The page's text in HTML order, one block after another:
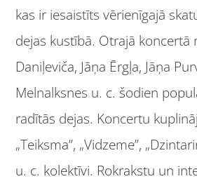
kas ir iesaistīts vērienīgajā
dejas kustībā. Otrajā koncertā
Daniļeviča, Jāņa Ērgļa, Jāņa
Melnalksnes u. c. šodien
radītās dejas. Koncertu
„Teiksma”, „Vidzeme”,
u. c. kolektīvi. Rokrakstu un